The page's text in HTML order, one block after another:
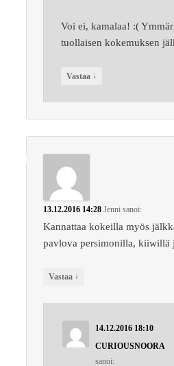
Voi ei, kamalaa! :(
tuollaisen kokemuksen
Vastaa ↓
13.12.2016 14:28 Jenni sanoi:
Kannattaa kokeilla myös
pavlova persimonilla, kiiwillä
Vastaa ↓
14.12.2016 18:10
CURIOUSNOORA
sanoi: